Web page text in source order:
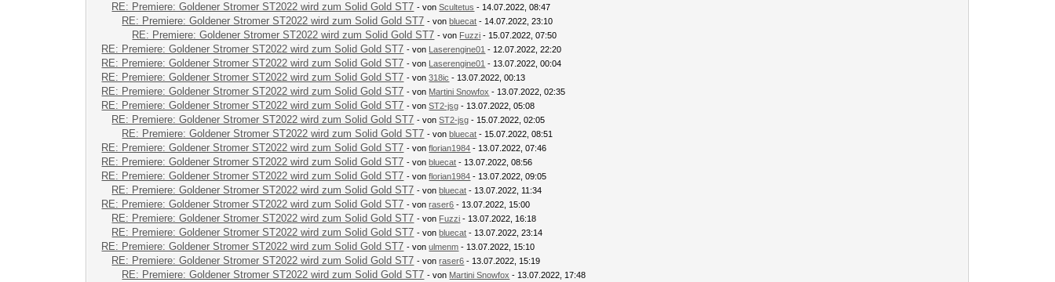
RE: Premiere: Goldener Stromer ST2022 wird zum Solid Gold ST7 - vonScultetus - 14.07.2022, 08:47
RE: Premiere: Goldener Stromer ST2022 wird zum Solid Gold ST7 - vonbluecat - 14.07.2022, 23:10
RE: Premiere: Goldener Stromer ST2022 wird zum Solid Gold ST7 - von Fuzzi - 15.07.2022, 07:50
RE: Premiere: Goldener Stromer ST2022 wird zum Solid Gold ST7 - von Laserengine01 - 12.07.2022, 22:20
RE: Premiere: Goldener Stromer ST2022 wird zum Solid Gold ST7 - von Laserengine01 - 13.07.2022, 00:04
RE: Premiere: Goldener Stromer ST2022 wird zum Solid Gold ST7 - von318ic - 13.07.2022, 00:13
RE: Premiere: Goldener Stromer ST2022 wird zum Solid Gold ST7 - von Martini Snowfox - 13.07.2022, 02:35
RE: Premiere: Goldener Stromer ST2022 wird zum Solid Gold ST7 - vonST2-jsg - 13.07.2022, 05:08
RE: Premiere: Goldener Stromer ST2022 wird zum Solid Gold ST7 - vonST2-jsg - 15.07.2022, 02:05
RE: Premiere: Goldener Stromer ST2022 wird zum Solid Gold ST7 - vonbluecat - 15.07.2022, 08:51
RE: Premiere: Goldener Stromer ST2022 wird zum Solid Gold ST7 - vonflorian1984 - 13.07.2022, 07:46
RE: Premiere: Goldener Stromer ST2022 wird zum Solid Gold ST7 - vonbluecat - 13.07.2022, 08:56
RE: Premiere: Goldener Stromer ST2022 wird zum Solid Gold ST7 - vonflorian1984 - 13.07.2022, 09:05
RE: Premiere: Goldener Stromer ST2022 wird zum Solid Gold ST7 - vonbluecat - 13.07.2022, 11:34
RE: Premiere: Goldener Stromer ST2022 wird zum Solid Gold ST7 - vonraser6 - 13.07.2022, 15:00
RE: Premiere: Goldener Stromer ST2022 wird zum Solid Gold ST7 - von Fuzzi - 13.07.2022, 16:18
RE: Premiere: Goldener Stromer ST2022 wird zum Solid Gold ST7 - vonbluecat - 13.07.2022, 23:14
RE: Premiere: Goldener Stromer ST2022 wird zum Solid Gold ST7 - vonulmenm - 13.07.2022, 15:10
RE: Premiere: Goldener Stromer ST2022 wird zum Solid Gold ST7 - vonraser6 - 13.07.2022, 15:19
RE: Premiere: Goldener Stromer ST2022 wird zum Solid Gold ST7 - von Martini Snowfox - 13.07.2022, 17:48